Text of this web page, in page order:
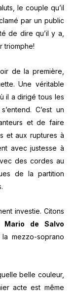
le couple qu’il
par un public
de dire qu’il y a,
triomphe!
de la première,
Une véritable
il a dirigé tous les
C’est un
et de faire
et aux ruptures à
avec justesse à
des cordes au
de la partition
investie. Citons
Mario de Salvo
mezzo-soprano
belle couleur,
acte est même